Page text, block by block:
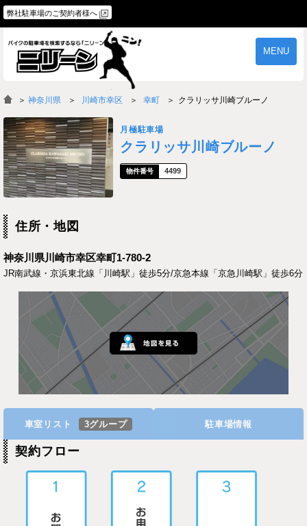
弊社駐車場のご契約者様へ
MENU
物件一覧 ご契約の流れ
よくあるご質問
＞ 神奈川県 川崎市幸区 幸町 クラリッサ川崎ブルーノ
月極駐車場
クラリッサ川崎ブルーノ
4499
住所・地図
神奈川県川崎市幸区幸町1-780-2
JR南武線・京浜東北線「川崎駅」徒歩5分/京急本線「京急川崎駅」徒歩6分
車室リスト 3グループ 駐車場情報
契約フロー